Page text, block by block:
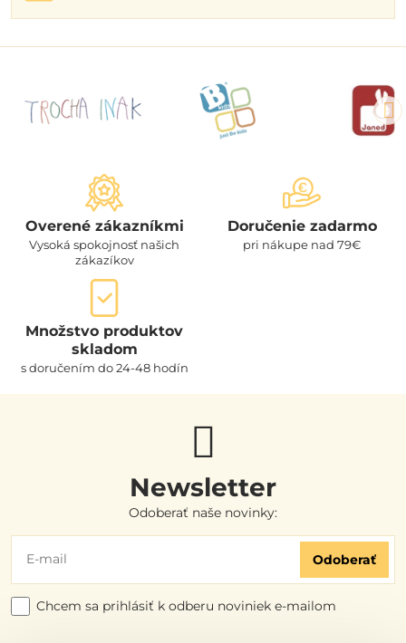
Overené zákazníkmi
Vysoká spokojnosť našich
zákazíkov
Doručenie zadarmo
pri nákupe nad 79€
Množstvo produktov
skladom
s doručením do 24-48 hodín
Newsletter
Odoberať naše novinky:
Odoberať
Chcem sa prihlásiť k odberu noviniek e-mailom